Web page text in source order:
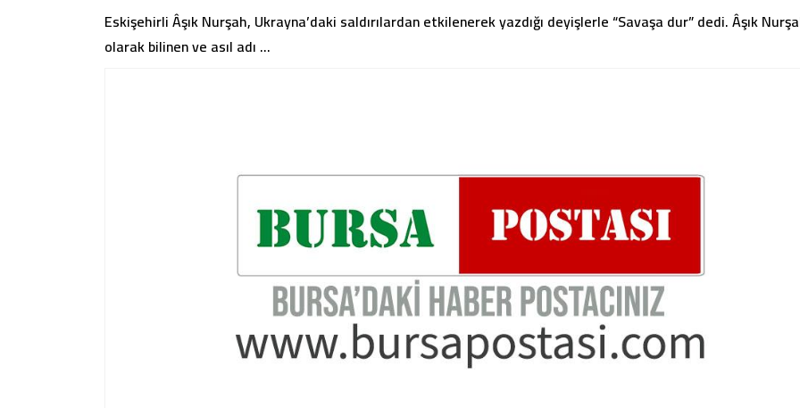
Eskişehirli Âşık Nurşah, Ukrayna’daki saldırılardan etkilenerek yazdığı deyişlerle “Savaşa dur” dedi. Âşık
olarak bilinen ve asıl adı …